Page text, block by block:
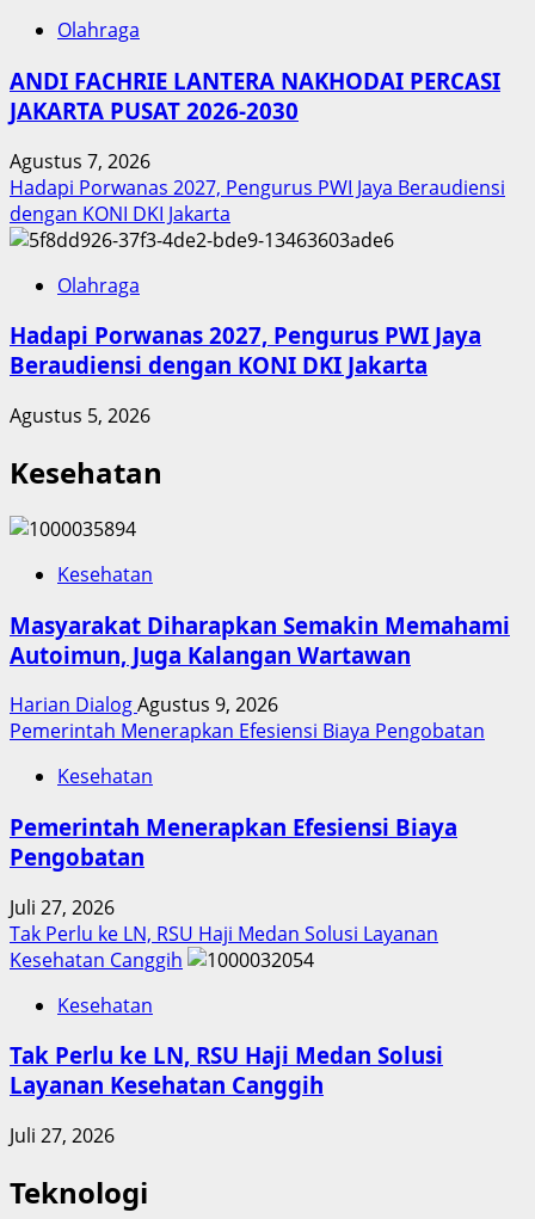
Olahraga
ANDI FACHRIE LANTERA NAKHODAI PERCASI
JAKARTA PUSAT 2026-2030
Agustus 7, 2026
Hadapi Porwanas 2027, Pengurus PWI Jaya Beraudiensi
dengan KONI DKI Jakarta
Olahraga
Hadapi Porwanas 2027, Pengurus PWI Jaya
Beraudiensi dengan KONI DKI Jakarta
Agustus 5, 2026
Kesehatan
Kesehatan
Masyarakat Diharapkan Semakin Memahami
Autoimun, Juga Kalangan Wartawan
Harian DialogAgustus 9, 2026
Pemerintah Menerapkan Efesiensi Biaya Pengobatan
Kesehatan
Pemerintah Menerapkan Efesiensi Biaya
Pengobatan
Juli 27, 2026
Tak Perlu ke LN, RSU Haji Medan Solusi Layanan
Kesehatan Canggih
Kesehatan
Tak Perlu ke LN, RSU Haji Medan Solusi
Layanan Kesehatan Canggih
Juli 27, 2026
Teknologi